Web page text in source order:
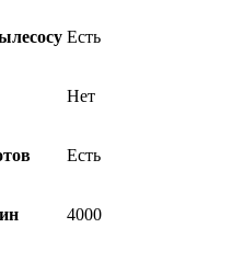
Есть
Нет
Есть
4000